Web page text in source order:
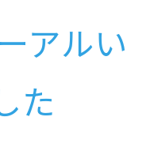
アルい
た